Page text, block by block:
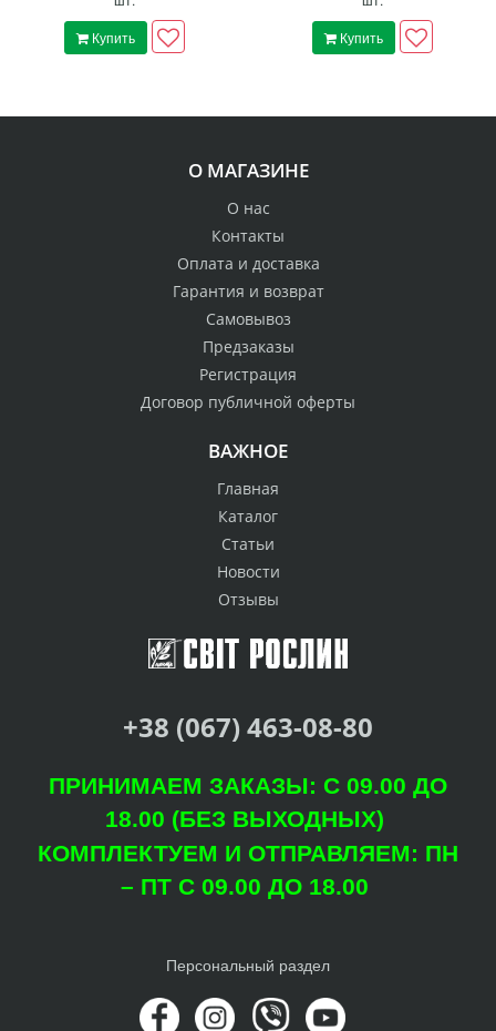
Купить Купить
О МАГАЗИНЕ
О нас
Контакты
Оплата и доставка
Гарантия и возврат
Самовывоз
Предзаказы
Регистрация
Договор публичной оферты
ВАЖНОЕ
Главная
Каталог
Статьи
Новости
Отзывы
+38 (067) 463-08-80
ПРИНИМАЕМ ЗАКАЗЫ: С 09.00 ДО
18.00 (БЕЗ ВЫХОДНЫХ)
КОМПЛЕКТУЕМ И ОТПРАВЛЯЕМ: ПН
– ПТ С 09.00 ДО 18.00
Персональный раздел